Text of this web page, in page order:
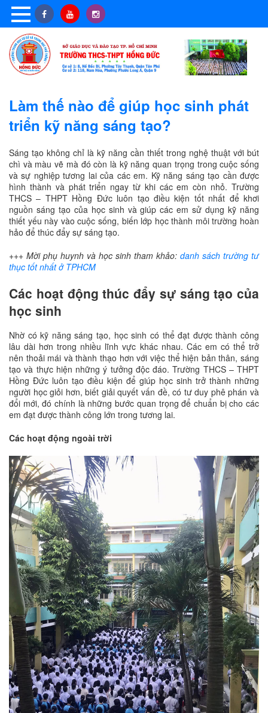
Làm thế nào để giúp học sinh phát
triển kỹ năng sáng tạo?
Sáng tạo không chỉ là kỹ năng cần thiết trong nghệ thuật với bút
chì và màu vẽ mà đó còn là kỹ năng quan trọng trong cuộc sống
và sự nghiệp tương lai của các em. Kỹ năng sáng tạo cần được
hình thành và phát triển ngay từ khi các em còn nhỏ. Trường
THCS – THPT Hồng Đức luôn tạo điều kiện tốt nhất để khơi
nguồn sáng tạo của học sinh và giúp các em sử dụng kỹ năng
thiết yếu này vào cuộc sống, biến lớp học thành môi trường hoàn
hảo để thúc đẩy sự sáng tạo.
+++ Mời phụ huynh và học sinh tham khảo: danh sách trường tư
thục tốt nhất ở TPHCM
Các hoạt động thúc đẩy sự sáng tạo của
học sinh
Nhờ có kỹ năng sáng tạo, học sinh có thể đạt được thành công
lâu dài hơn trong nhiều lĩnh vực khác nhau. Các em có thể trở
nên thoải mái và thành thạo hơn với việc thể hiện bản thân, sáng
tạo và thực hiện những ý tưởng độc đáo. Trường THCS – THPT
Hồng Đức luôn tạo điều kiện để giúp học sinh trở thành những
người học giỏi hơn, biết giải quyết vấn đề, có tư duy phê phán và
đổi mới, đó chính là những bước quan trọng để chuẩn bị cho các
em đạt được thành công lớn trong tương lai.
Các hoạt động ngoài trời